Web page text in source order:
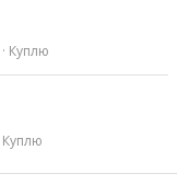
Куплю
Куплю